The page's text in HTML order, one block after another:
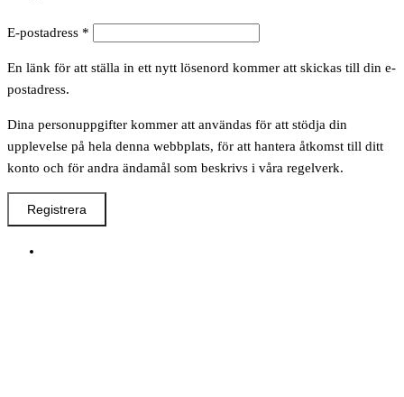
E-postadress *
En länk för att ställa in ett nytt lösenord kommer att skickas till din e-
postadress.
Dina personuppgifter kommer att användas för att stödja din
upplevelse på hela denna webbplats, för att hantera åtkomst till ditt
konto och för andra ändamål som beskrivs i våra regelverk.
Registrera